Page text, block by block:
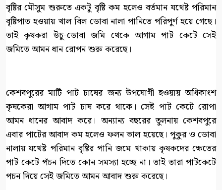
বৃষ্টির মৌসুম শুরুতে একটু বৃষ্টি কম হলেও বর্তমান যথেষ্ট পরিমান
বৃষ্টিপাত হওয়ায় খাল বিল ডোবা নালা পানিতে পরিপুর্ণ হয়ে গেছে।
তাই কৃষকরা উচু-ডোবা জমি থেকে আগাম পাট কেটে সেই
জমিতে আমন ধান রোপন শুরু করেছে।
কেশবপুরের মাটি পাট চাষের জন্য উপযোগী হওয়ায় অধিকাংশ
কৃষকেরা আগাম পাট চাষ করে থাকে। সেই পাট কেটে রোপা
আমন ধানের আবাদ করে। অন্যান্য বছরের তুলনায় কেশবপুরে
এবার পাটের আবাদ কম হলেও ফলন ভাল হয়েছে। পুকুর ও ডোবা
নালায় যথেষ্ট পরিমান বৃষ্টির পানি জমে থাকায় কৃষকদের ক্ষেতের
পাট কেটে পঁচন দিতে কোন সমস্যা হচ্ছে না। তাই তারা পাটকেটে
পচন দিয়ে সেই জমিতে আমন আবাদ শুরু করেছে।